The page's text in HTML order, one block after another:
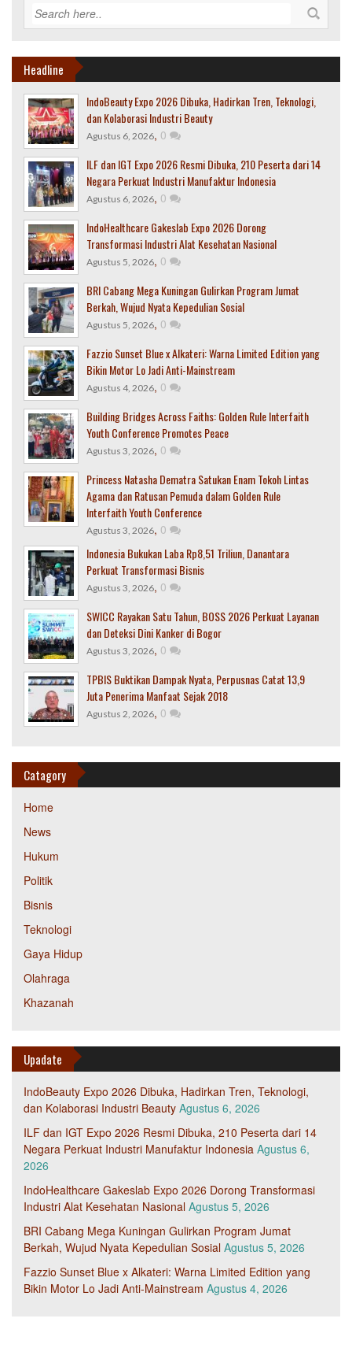
Headline
IndoBeauty Expo 2026 Dibuka, Hadirkan Tren, Teknologi,
dan Kolaborasi Industri Beauty
Agustus 6, 2026, 0
ILF dan IGT Expo 2026 Resmi Dibuka, 210 Peserta dari 14
Negara Perkuat Industri Manufaktur Indonesia
Agustus 6, 2026, 0
IndoHealthcare Gakeslab Expo 2026 Dorong
Transformasi Industri Alat Kesehatan Nasional
Agustus 5, 2026, 0
BRI Cabang Mega Kuningan Gulirkan Program Jumat
Berkah, Wujud Nyata Kepedulian Sosial
Agustus 5, 2026, 0
Fazzio Sunset Blue x Alkateri: Warna Limited Edition yang
Bikin Motor Lo Jadi Anti-Mainstream
Agustus 4, 2026, 0
Building Bridges Across Faiths: Golden Rule Interfaith
Youth Conference Promotes Peace
Agustus 3, 2026, 0
Princess Natasha Dematra Satukan Enam Tokoh Lintas
Agama dan Ratusan Pemuda dalam Golden Rule
Interfaith Youth Conference
Agustus 3, 2026, 0
Indonesia Bukukan Laba Rp8,51 Triliun, Danantara
Perkuat Transformasi Bisnis
Agustus 3, 2026, 0
SWICC Rayakan Satu Tahun, BOSS 2026 Perkuat Layanan
dan Deteksi Dini Kanker di Bogor
Agustus 3, 2026, 0
TPBIS Buktikan Dampak Nyata, Perpusnas Catat 13,9
Juta Penerima Manfaat Sejak 2018
Agustus 2, 2026, 0
Catagory
Home
News
Hukum
Politik
Bisnis
Teknologi
Gaya Hidup
Olahraga
Khazanah
Upadate
IndoBeauty Expo 2026 Dibuka, Hadirkan Tren, Teknologi,
dan Kolaborasi Industri Beauty Agustus 6, 2026
ILF dan IGT Expo 2026 Resmi Dibuka, 210 Peserta dari 14
Negara Perkuat Industri Manufaktur Indonesia Agustus 6,
2026
IndoHealthcare Gakeslab Expo 2026 Dorong Transformasi
Industri Alat Kesehatan Nasional Agustus 5, 2026
BRI Cabang Mega Kuningan Gulirkan Program Jumat
Berkah, Wujud Nyata Kepedulian Sosial Agustus 5, 2026
Fazzio Sunset Blue x Alkateri: Warna Limited Edition yang
Bikin Motor Lo Jadi Anti-Mainstream Agustus 4, 2026